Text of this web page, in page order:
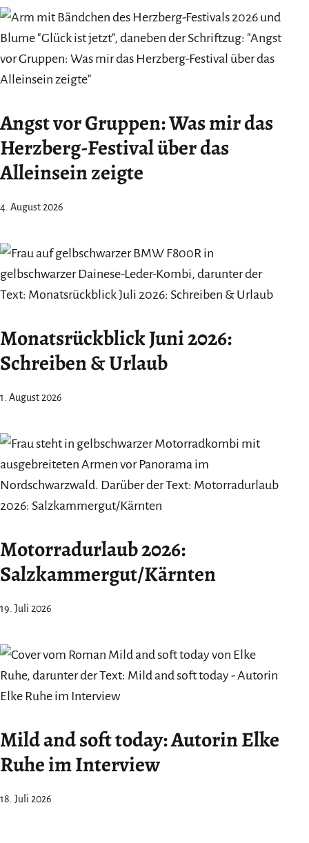
Angst vor Gruppen: Was mir das
Herzberg-Festival über das
Alleinsein zeigte
4. August 2026
Monatsrückblick Juni 2026:
Schreiben & Urlaub
1. August 2026
Motorradurlaub 2026:
Salzkammergut/Kärnten
19. Juli 2026
Mild and soft today: Autorin Elke
Ruhe im Interview
18. Juli 2026